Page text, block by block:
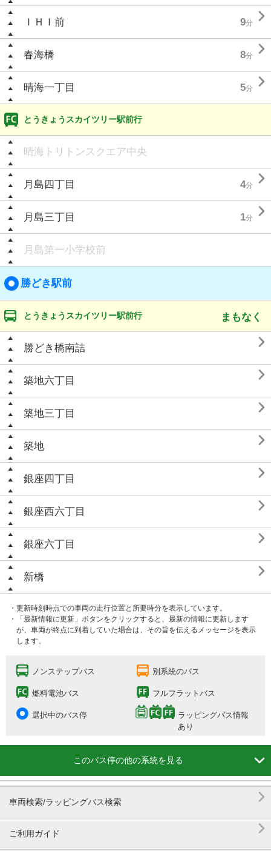
ＩＨＩ前 9分 
春海橋 8分 
晴海一丁目 5分 
とうきょうスカイツリー駅前行
晴海トリトンスクエア中央
月島四丁目 4分 
月島三丁目 1分 
月島第一小学校前
勝どき駅前
とうきょうスカイツリー駅前行 まもなく
勝どき橋南詰 
築地六丁目 
築地三丁目 
築地 
銀座四丁目 
銀座西六丁目 
銀座六丁目 
新橋 
・更新時刻時点での車両の走行位置と所要時分を表示しています。
・「最新情報に更新」ボタンをクリックすると、最新の情報に更新します
が、車両が終点に到着していた場合は、その旨を伝えるメッセージを表示
します。
ノンステップバス 別系統のバス
燃料電池バス フルフラットバス
選択中のバス停
ラッピングバス情報
あり
このバス停の他の系統を見る 
車両検索/ラッピングバス検索 
ご利用ガイド
